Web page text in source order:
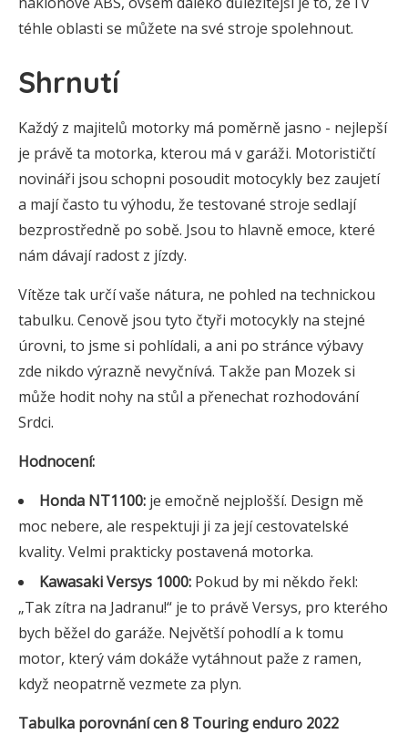
téhle oblasti se můžete na své stroje spolehnout.
Shrnutí
Každý z majitelů motorky má poměrně jasno - nejlepší
je právě ta motorka, kterou má v garáži. Motorističtí
novináři jsou schopni posoudit motocykly bez zaujetí
a mají často tu výhodu, že testované stroje sedlají
bezprostředně po sobě. Jsou to hlavně emoce, které
nám dávají radost z jízdy.
Vítěze tak určí vaše nátura, ne pohled na technickou
tabulku. Cenově jsou tyto čtyři motocykly na stejné
úrovni, to jsme si pohlídali, a ani po stránce výbavy
zde nikdo výrazně nevyčnívá. Takže pan Mozek si
může hodit nohy na stůl a přenechat rozhodování
Srdci.
Hodnocení:
Honda NT1100: je emočně nejplošší. Design mě
moc nebere, ale respektuji ji za její cestovatelské
kvality. Velmi prakticky postavená motorka.
Kawasaki Versys 1000: Pokud by mi někdo řekl:
„Tak zítra na Jadranu!“ je to právě Versys, pro kterého
bych běžel do garáže. Největší pohodlí a k tomu
motor, který vám dokáže vytáhnout paže z ramen,
když neopatrně vezmete za plyn.
Tabulka porovnání cen 8 Touring enduro 2022